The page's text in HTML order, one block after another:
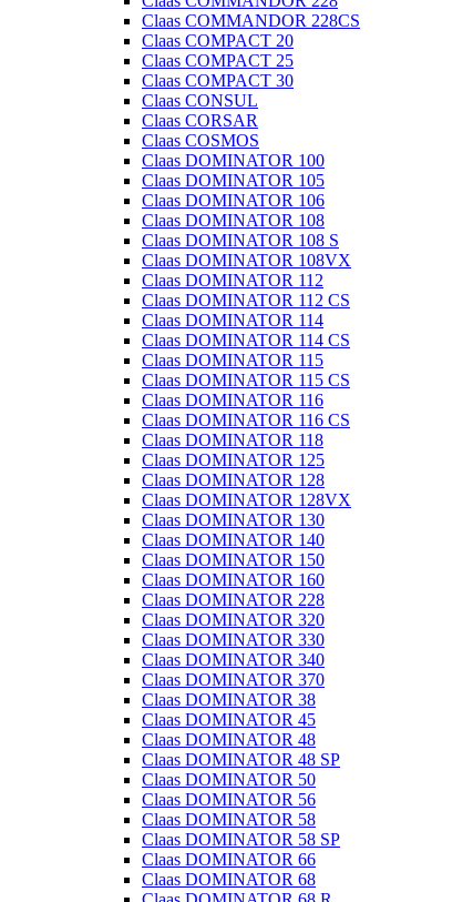
Claas COMMANDOR 228CS
Claas COMPACT 20
Claas COMPACT 25
Claas COMPACT 30
Claas CONSUL
Claas CORSAR
Claas COSMOS
Claas DOMINATOR 100
Claas DOMINATOR 105
Claas DOMINATOR 106
Claas DOMINATOR 108
Claas DOMINATOR 108 S
Claas DOMINATOR 108VX
Claas DOMINATOR 112
Claas DOMINATOR 112 CS
Claas DOMINATOR 114
Claas DOMINATOR 114 CS
Claas DOMINATOR 115
Claas DOMINATOR 115 CS
Claas DOMINATOR 116
Claas DOMINATOR 116 CS
Claas DOMINATOR 118
Claas DOMINATOR 125
Claas DOMINATOR 128
Claas DOMINATOR 128VX
Claas DOMINATOR 130
Claas DOMINATOR 140
Claas DOMINATOR 150
Claas DOMINATOR 160
Claas DOMINATOR 228
Claas DOMINATOR 320
Claas DOMINATOR 330
Claas DOMINATOR 340
Claas DOMINATOR 370
Claas DOMINATOR 38
Claas DOMINATOR 45
Claas DOMINATOR 48
Claas DOMINATOR 48 SP
Claas DOMINATOR 50
Claas DOMINATOR 56
Claas DOMINATOR 58
Claas DOMINATOR 58 SP
Claas DOMINATOR 66
Claas DOMINATOR 68